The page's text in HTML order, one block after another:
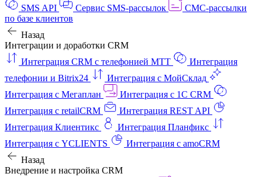
SMS API
Сервис SMS-рассылок
СМС-рассылки
по базе клиентов
Назад
Интеграции и доработки CRM
Интеграция CRM с телефонией МТТ
Интеграция
телефонии и Bitrix24
Интеграция с МойСклад
Интеграция с Мегаплан
Интеграция с 1C CRM
Интеграция с retailCRM
Интеграция REST API
Интеграция Клиентикс
Интеграция Планфикс
Интеграция с YCLIENTS
Интеграция с amoCRM
Назад
Внедрение и настройка CRM